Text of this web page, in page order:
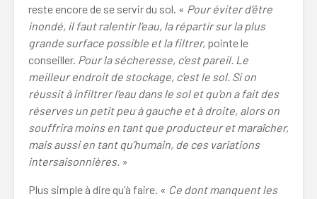
reste encore de se servir du sol. « Pour éviter d’être
inondé, il faut ralentir l’eau, la répartir sur la plus
grande surface possible et la filtrer, pointe le
conseiller. Pour la sécheresse, c’est pareil. Le
meilleur endroit de stockage, c’est le sol. Si on
réussit à infiltrer l’eau dans le sol et qu’on a fait des
réserves un petit peu à gauche et à droite, alors on
souffrira moins en tant que producteur et maraîcher,
mais aussi en tant qu’humain, de ces variations
intersaisonnières. »
Plus simple à dire qu’à faire. « Ce dont manquent les